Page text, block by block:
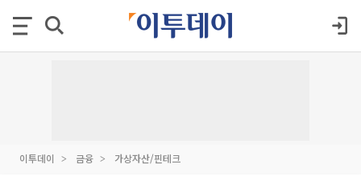
이투데이 금융 가상자산/핀테크